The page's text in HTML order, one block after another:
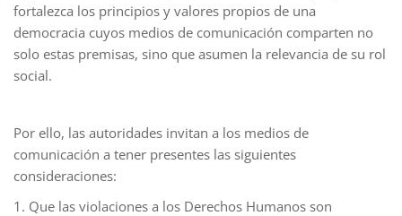
fortalezca los principios y valores propios de una
democracia cuyos medios de comunicación comparten no
solo estas premisas, sino que asumen la relevancia de su rol
social.
Por ello, las autoridades invitan a los medios de
comunicación a tener presentes las siguientes
consideraciones:
1. Que las violaciones a los Derechos Humanos son